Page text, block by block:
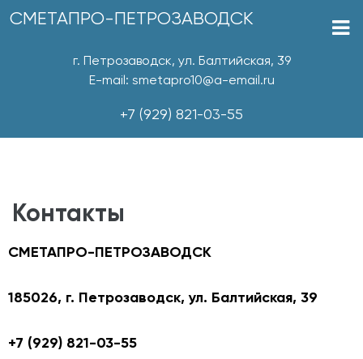
СМЕТАПРО-ПЕТРОЗАВОДСК
г. Петрозаводск, ул. Балтийская, 39
E-mail: smetapro10@a-email.ru
+7 (929) 821-03-55
Контакты
СМЕТАПРО-ПЕТРОЗАВОДСК
185026, г. Петрозаводск, ул. Балтийская, 39
+7 (929) 821-03-55